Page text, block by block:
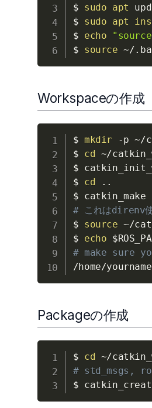
$ sudo apt
$ sudo apt
$ echo
$ source
Workspaceの作成
$ mkdir -p ~/
$ cd
~/
$
$ cd
..
# これはdirenv使
$ source ~/
$ echo
# make sure
Packageの作成
$ cd
# std_msgs,